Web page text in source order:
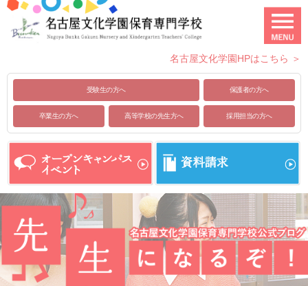
名古屋文化学園HPはこちら ＞
受験生の方へ 保護者の方へ
卒業生の方へ 高等学校の先生方へ 採用担当の方へ